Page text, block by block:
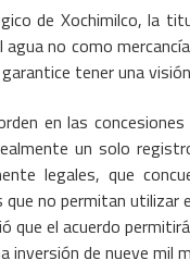
de Xochimilco, la
no como
tener una
en las
un solo
legales, que
no permitan utilizar
que el acuerdo
inversión de nueve mil